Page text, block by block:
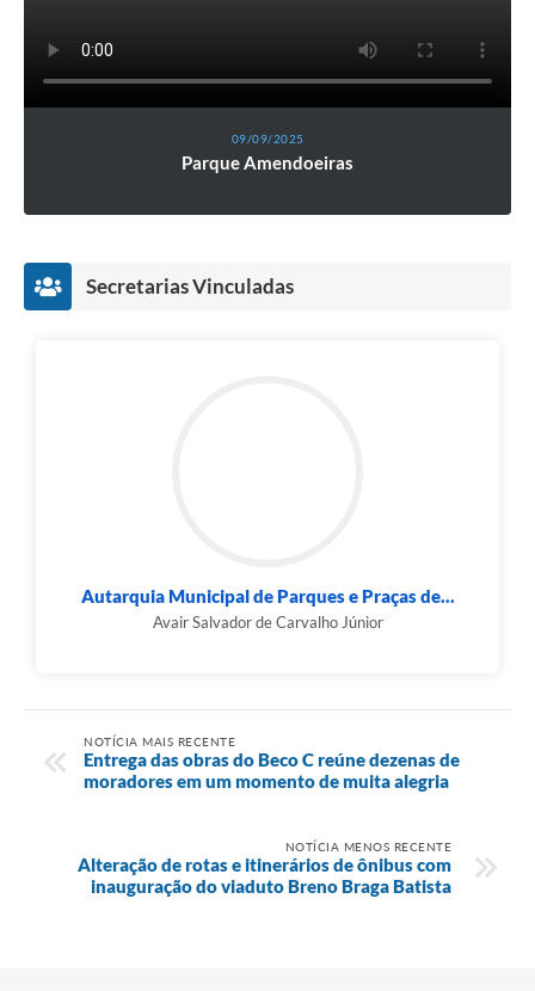
09/09/2025
Parque Amendoeiras
Secretarias Vinculadas
Autarquia Municipal de Parques e Praças de...
Avair Salvador de Carvalho Júnior
NOTÍCIA MAIS RECENTE
Entrega das obras do Beco C reúne dezenas de
moradores em um momento de muita alegria
NOTÍCIA MENOS RECENTE
Alteração de rotas e itinerários de ônibus com
inauguração do viaduto Breno Braga Batista